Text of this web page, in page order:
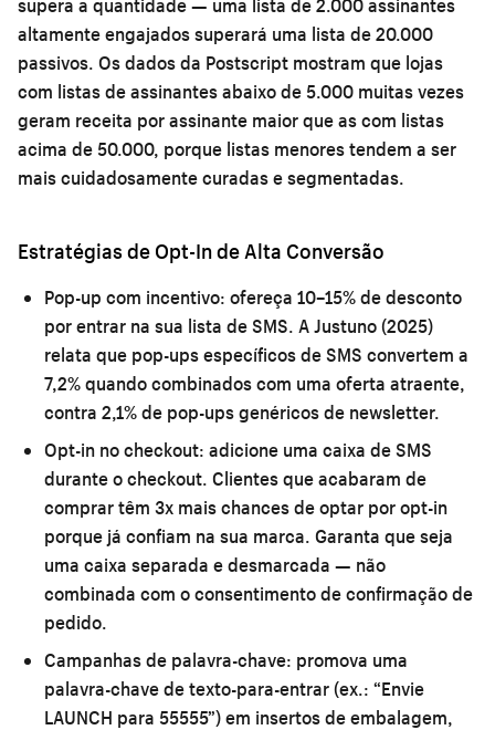
altamente engajados superará uma lista de 20.000
passivos. Os dados da Postscript mostram que lojas
com listas de assinantes abaixo de 5.000 muitas vezes
geram receita por assinante maior que as com listas
acima de 50.000, porque listas menores tendem a ser
mais cuidadosamente curadas e segmentadas.
Estratégias de Opt-In de Alta Conversão
Pop-up com incentivo: ofereça 10–15% de desconto
por entrar na sua lista de SMS. A Justuno (2025)
relata que pop-ups específicos de SMS convertem a
7,2% quando combinados com uma oferta atraente,
contra 2,1% de pop-ups genéricos de newsletter.
Opt-in no checkout: adicione uma caixa de SMS
durante o checkout. Clientes que acabaram de
comprar têm 3x mais chances de optar por opt-in
porque já confiam na sua marca. Garanta que seja
uma caixa separada e desmarcada — não
combinada com o consentimento de confirmação de
pedido.
Campanhas de palavra-chave: promova uma
palavra-chave de texto-para-entrar (ex.: “Envie
LAUNCH para 55555”) em insertos de embalagem,